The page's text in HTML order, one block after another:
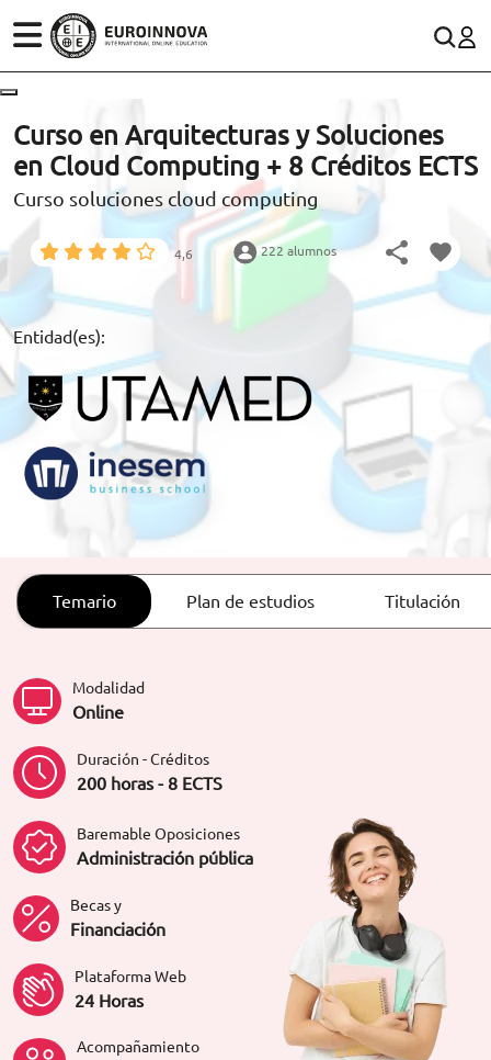
ESTUDIOS
CONOCE EUROINNOVA
BECAS Y FINANCIACIÓN
RECURSOS EDUCATIVOS
ARTÍCULOS
ORIENTACIÓN LABORAL
(+34)958 050 200(gratuito en España)
900 831 200
formacion@euroinnova.com
TRABAJA CON NOSOTROS
Curso en Arquitecturas y Soluciones
en Cloud Computing + 8 Créditos ECTS
Curso soluciones cloud computing
4,6 222 alumnos
Entidad(es):
Temario Plan de estudios Titulación
Modalidad
Online
Duración - Créditos
200 horas - 8 ECTS
Baremable Oposiciones
Administración pública
Becas y
Financiación
Plataforma Web
24 Horas
Acompañamiento